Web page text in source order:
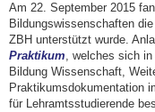
Am 22. September 2015
Bildungswissenschaften
ZBH unterstützt wurde.
Praktikum, welches sich
Bildung Wissenschaft,
Praktikumsdokumentation
für Lehramtsstudierende